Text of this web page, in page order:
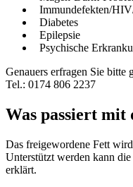
Psychische
Genauers erfragen Sie bitte
Tel.: 0174 806 2237
Was passiert mit
Das freigewordene Fett
Unterstützt werden kann
erklärt.